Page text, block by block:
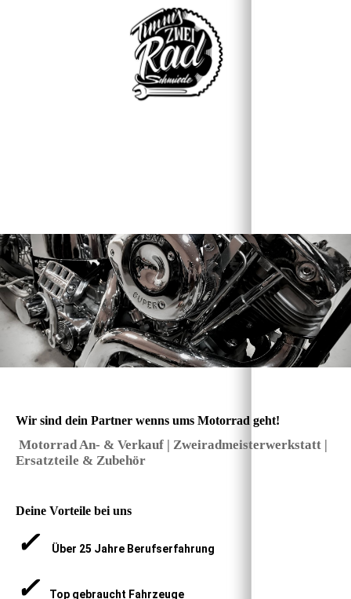
Wir sind dein Partner wenns ums Motorrad geht!
Motorrad An- & Verkauf | Zweiradmeisterwerkstatt |
Ersatzteile & Zubehör
Deine Vorteile bei uns
✓ Über 25 Jahre Berufserfahrung
✓ Top gebraucht Fahrzeuge